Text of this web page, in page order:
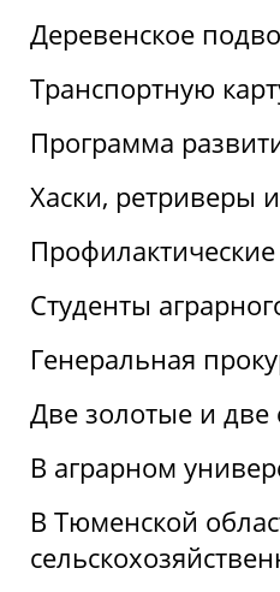
Деревенское
Транспортную
Программа
Хаски, ретриверы
Профилактические
Студенты
Генеральная
Две золотые и
В аграрном
В Тюменской